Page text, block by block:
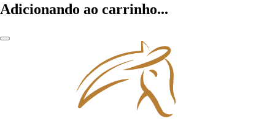
Adicionando ao carrinho...